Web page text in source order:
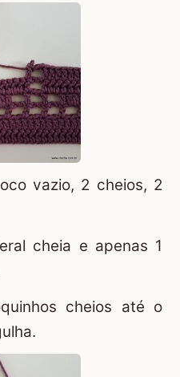
vazio, 2 cheios, 2
cheia e apenas 1
cheios até o